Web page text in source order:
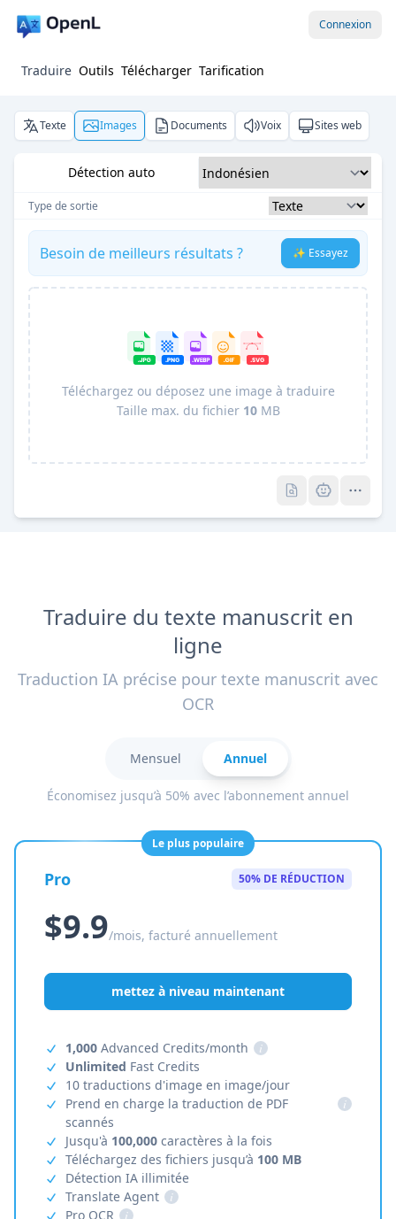
Connexion
Traduire Outils Télécharger Tarification
Texte Images Documents Voix Sites web
Détection auto
Type de sortie
Besoin de meilleurs résultats ? ✨ Essayez
Téléchargez ou déposez une image à traduire
Taille max. du fichier 10MB
Traduire du texte manuscrit en
ligne
Traduction IA précise pour texte manuscrit avec
OCR
Mensuel Annuel
Économisez jusqu’à 50% avec l’abonnement annuel
Le plus populaire
Pro 50% DE RÉDUCTION
$9.9/mois, facturé annuellement
mettez à niveau maintenant
1,000 Advanced Credits/month
i
Unlimited Fast Credits
10 traductions d'image en image/jour
Prend en charge la traduction de PDF
scannés
i
Jusqu'à 100,000 caractères à la fois
Téléchargez des fichiers jusqu’à 100 MB
Détection IA illimitée
Translate Agent
i
Pro OCR
i